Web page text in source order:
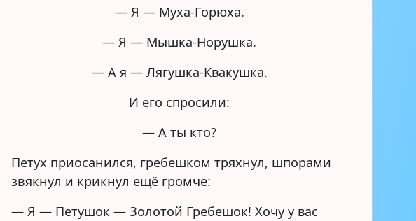
— Я — Муха-Горюха.
— Я — Мышка-Норушка.
— А я — Лягушка-Квакушка.
И его спросили:
— А ты кто?
Петух приосанился, гребешком тряхнул, шпорами
звякнул и крикнул ещё громче:
— Я — Петушок — Золотой Гребешок! Хочу у вас